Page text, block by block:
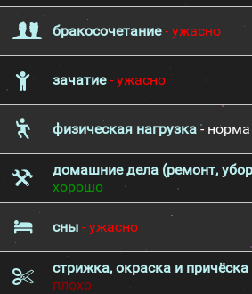
бракосочетание- ужасно
зачатие- ужасно
физическая нагрузка - норма
домашние дела (ремонт,
хорошо
сны - ужасно
стрижка, окраска и причёска
плохо